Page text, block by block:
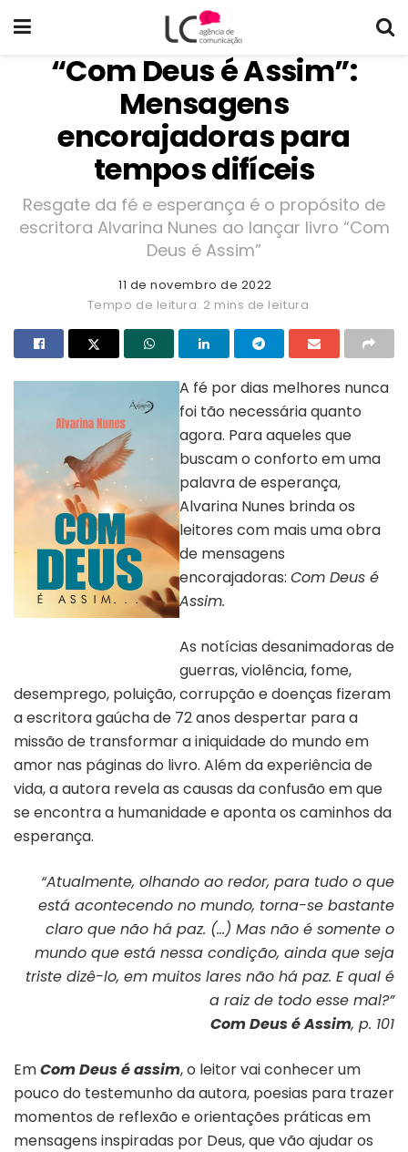
“Com Deus é Assim”:
Mensagens
encorajadoras para
tempos difíceis
Resgate da fé e esperança é o propósito de
escritora Alvarina Nunes ao lançar livro “Com
Deus é Assim”
11 de novembro de 2022
Tempo de leitura: 2 mins de leitura
A fé por dias melhores nunca
foi tão necessária quanto
agora. Para aqueles que
buscam o conforto em uma
palavra de esperança,
Alvarina Nunes brinda os
leitores com mais uma obra
de mensagens
encorajadoras: Com Deus é
Assim.
As notícias desanimadoras de
guerras, violência, fome,
desemprego, poluição, corrupção e doenças fizeram
a escritora gaúcha de 72 anos despertar para a
missão de transformar a iniquidade do mundo em
amor nas páginas do livro. Além da experiência de
vida, a autora revela as causas da confusão em que
se encontra a humanidade e aponta os caminhos da
esperança.
“Atualmente, olhando ao redor, para tudo o que
está acontecendo no mundo, torna-se bastante
claro que não há paz. (…) Mas não é somente o
mundo que está nessa condição, ainda que seja
triste dizê-lo, em muitos lares não há paz. E qual é
a raiz de todo esse mal?”
Com Deus é Assim, p. 101
EmCom Deus é assim, o leitor vai conhecer um
pouco do testemunho da autora, poesias para trazer
momentos de reflexão e orientações práticas em
mensagens inspiradas por Deus, que vão ajudar os